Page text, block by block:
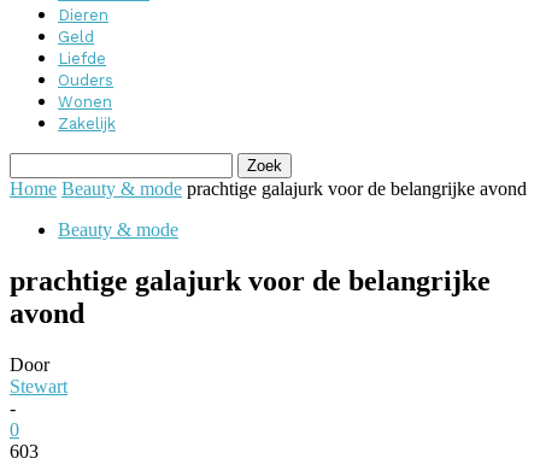
Dieren
Geld
Liefde
Ouders
Wonen
Zakelijk
Home Beauty & mode prachtige galajurk voor de belangrijke avond
Beauty & mode
prachtige galajurk voor de belangrijke
avond
Door
Stewart
-
0
603